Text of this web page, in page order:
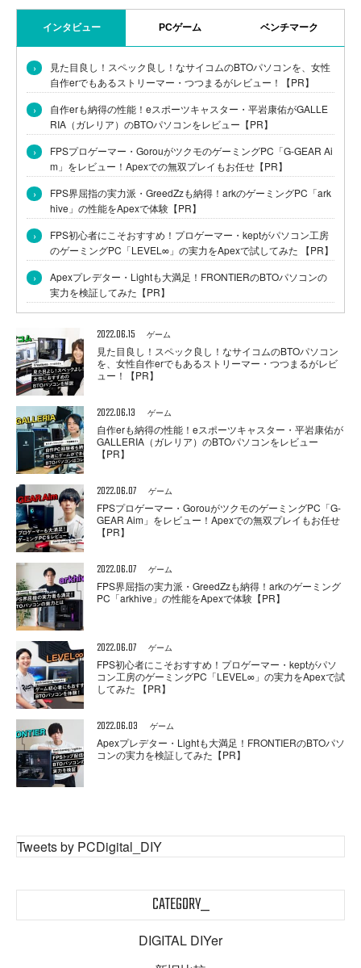
インタビュー PCゲーム ベンチマーク
›
見た目良し！スペック良し！なサイコムのBTOパソコンを、女性
自作erでもあるストリーマー・つつまるがレビュー！【PR】
›
自作erも納得の性能！eスポーツキャスター・平岩康佑がGALLE
RIA（ガレリア）のBTOパソコンをレビュー【PR】
›
FPSプロゲーマー・GorouがツクモのゲーミングPC「G-GEAR Ai
m」をレビュー！Apexでの無双プレイもお任せ【PR】
›
FPS界屈指の実力派・GreedZzも納得！arkのゲーミングPC「ark
hive」の性能をApexで体験【PR】
›
FPS初心者にこそおすすめ！プロゲーマー・keptがパソコン工房
のゲーミングPC「LEVEL∞」の実力をApexで試してみた 【PR】
›
Apexプレデター・Lightも大満足！FRONTIERのBTOパソコンの
実力を検証してみた【PR】
2022.06.15 ゲーム
見た目良し！スペック良し！なサイコムのBTOパソコン
を、女性自作erでもあるストリーマー・つつまるがレビ
ュー！【PR】
2022.06.13 ゲーム
自作erも納得の性能！eスポーツキャスター・平岩康佑が
GALLERIA（ガレリア）のBTOパソコンをレビュー
【PR】
2022.06.07 ゲーム
FPSプロゲーマー・GorouがツクモのゲーミングPC「G-
GEAR Aim」をレビュー！Apexでの無双プレイもお任せ
【PR】
2022.06.07 ゲーム
FPS界屈指の実力派・GreedZzも納得！arkのゲーミング
PC「arkhive」の性能をApexで体験【PR】
2022.06.07 ゲーム
FPS初心者にこそおすすめ！プロゲーマー・keptがパソ
コン工房のゲーミングPC「LEVEL∞」の実力をApexで試
してみた 【PR】
2022.06.03 ゲーム
Apexプレデター・Lightも大満足！FRONTIERのBTOパソ
コンの実力を検証してみた【PR】
Tweets by PCDigital_DIY
CATEGORY_
DIGITAL DIYer